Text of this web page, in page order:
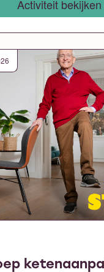
Activiteit bekijken